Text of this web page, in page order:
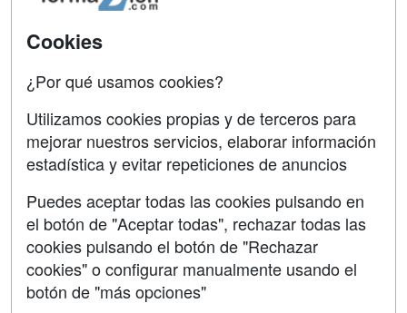
Acceso Centros
Contactar
Confidencialidad
Aviso legal
Copyleft
Cookies
¿Por qué usamos cookies?
Utilizamos cookies propias y de terceros para
mejorar nuestros servicios, elaborar información
estadística y evitar repeticiones de anuncios
Puedes aceptar todas las cookies pulsando en
el botón de "Aceptar todas", rechazar todas las
cookies pulsando el botón de "Rechazar
cookies" o configurar manualmente usando el
botón de "más opciones"